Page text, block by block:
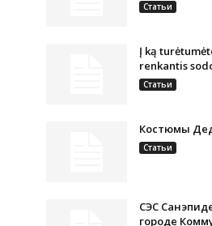
Статьи
Į ką
renkantis
Статьи
Костюмы
Статьи
СЭС
городе